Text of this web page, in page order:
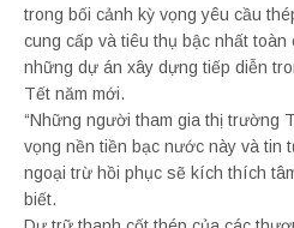
trong bối cảnh kỳ vọng yêu cầu
cung cấp và tiêu thụ bậc nhất toàn
những dự án xây dựng tiếp diễn
Tết năm mới.
“Những người tham gia thị trường
vọng nền tiền bạc nước này và tin
ngoại trừ hồi phục sẽ kích thích
biết.